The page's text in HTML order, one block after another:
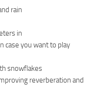
rain
in
you want to play
snowflakes
reverberation and